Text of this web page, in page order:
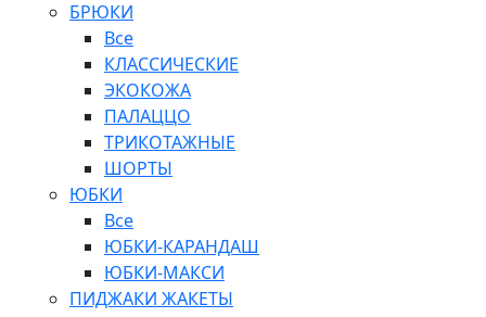
БРЮКИ
Все
КЛАССИЧЕСКИЕ
ЭКОКОЖА
ПАЛАЦЦО
ТРИКОТАЖНЫЕ
ШОРТЫ
ЮБКИ
Все
ЮБКИ-КАРАНДАШ
ЮБКИ-МАКСИ
ПИДЖАКИ ЖАКЕТЫ